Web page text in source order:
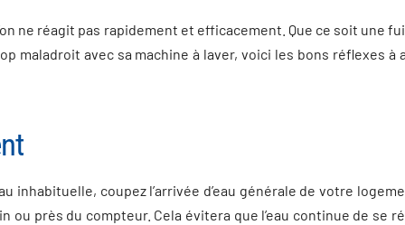
ne réagit pas rapidement et efficacement. Que ce soit une
maladroit avec sa machine à laver, voici les bons réflexes à
inhabituelle, coupez l’arrivée d’eau générale de votre
ou près du compteur. Cela évitera que l’eau continue de se